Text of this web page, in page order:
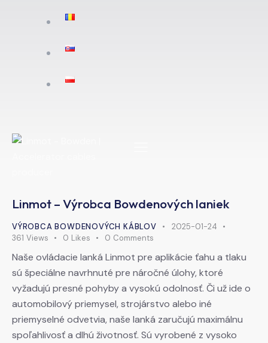
Linmot – Výrobca Bowdenových laniek
VÝROBCA BOWDENOVÝCH KÁBLOV
2025-01-24
361 Views 0 Likes 0 Comments
Naše ovládacie lanká Linmot pre aplikácie ťahu a tlaku
sú špeciálne navrhnuté pre náročné úlohy, ktoré
vyžadujú presné pohyby a vysokú odolnosť. Či už ide o
automobilový priemysel, strojárstvo alebo iné
priemyselné odvetvia, naše lanká zaručujú maximálnu
spoľahlivosť a dlhú životnosť. Sú vyrobené z vysoko